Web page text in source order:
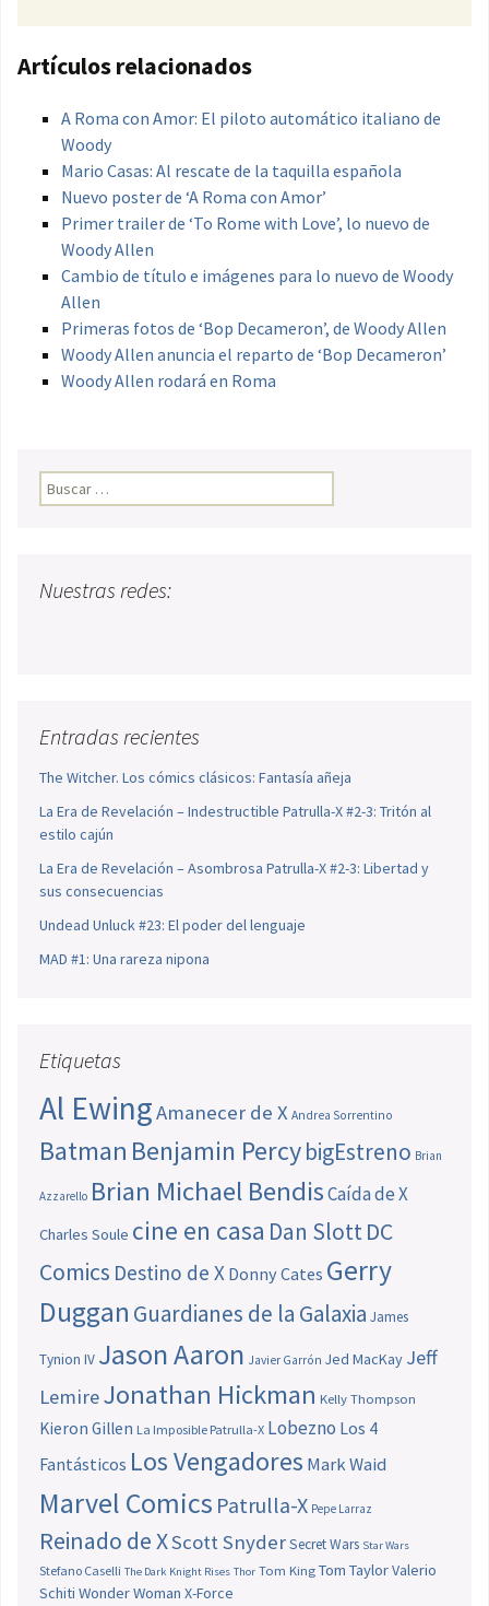
Artículos relacionados
A Roma con Amor: El piloto automático italiano de
Woody
Mario Casas: Al rescate de la taquilla española
Nuevo poster de ‘A Roma con Amor’
Primer trailer de ‘To Rome with Love’, lo nuevo de
Woody Allen
Cambio de título e imágenes para lo nuevo de Woody
Allen
Primeras fotos de ‘Bop Decameron’, de Woody Allen
Woody Allen anuncia el reparto de ‘Bop Decameron’
Woody Allen rodará en Roma
Buscar:
Nuestras redes:
Entradas recientes
The Witcher. Los cómics clásicos: Fantasía añeja
La Era de Revelación – Indestructible Patrulla-X #2-3: Tritón al
estilo cajún
La Era de Revelación – Asombrosa Patrulla-X #2-3: Libertad y
sus consecuencias
Undead Unluck #23: El poder del lenguaje
MAD #1: Una rareza nipona
Etiquetas
Al EwingAmanecer de X Andrea Sorrentino
Batman Benjamin PercybigEstreno Brian
Azzarello Brian Michael BendisCaída de X
Charles Soule cine en casa Dan SlottDC
Comics Destino de X Donny Cates Gerry
Duggan Guardianes de la Galaxia James
Tynion IV Jason Aaron Javier Garrón Jed MacKay Jeff
LemireJonathan Hickman Kelly Thompson
Kieron Gillen La Imposible Patrulla-X Lobezno Los 4
Fantásticos Los Vengadores Mark Waid
Marvel Comics Patrulla-X Pepe Larraz
Reinado de XScott SnyderSecret Wars Star Wars
Stefano Caselli The Dark Knight Rises Thor Tom King Tom TaylorValerio
Schiti Wonder Woman X-Force